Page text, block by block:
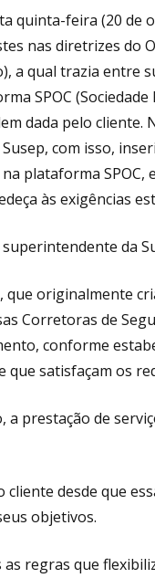
quinta-feira (20 de
nas diretrizes do
a qual trazia entre
SPOC
dada pelo
com isso,
plataforma
às exigências
da
que originalmente
Corretoras de
conforme
que satisfaçam os
a prestação de
desde que
objetivos.
regras que